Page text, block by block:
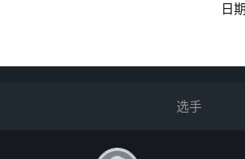
日
选手